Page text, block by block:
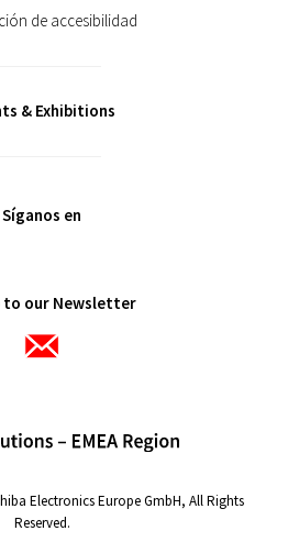
de accesibilidad
& Exhibitions
Síganos en
to our Newsletter
Electronics Europe GmbH, All Rights
Reserved.